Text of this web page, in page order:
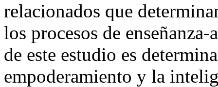
relacionados que
los procesos de
de este estudio es
empoderamiento y la